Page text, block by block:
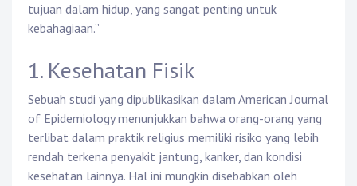
tujuan dalam hidup, yang sangat penting untuk
kebahagiaan.”
1. Kesehatan Fisik
Sebuah studi yang dipublikasikan dalam American Journal
of Epidemiology menunjukkan bahwa orang-orang yang
terlibat dalam praktik religius memiliki risiko yang lebih
rendah terkena penyakit jantung, kanker, dan kondisi
kesehatan lainnya. Hal ini mungkin disebabkan oleh